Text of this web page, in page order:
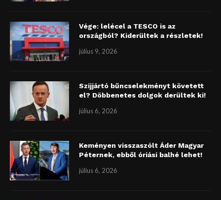
Vége: lelécel a TESCO is az
országból? Kiderültek a részletek!
július 9, 2026
Szijjártó bűncselekményt követett
el? Döbbenetes dolgok derültek ki!
július 6, 2026
Keményen visszaszólt Áder Magyar
Péternek, ebből óriási balhé lehet!
július 6, 2026